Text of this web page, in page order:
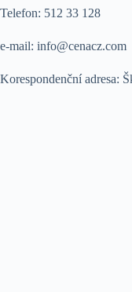
Telefon: 512 33 128
e-mail: info@cenacz.com
Korespondenční adresa: